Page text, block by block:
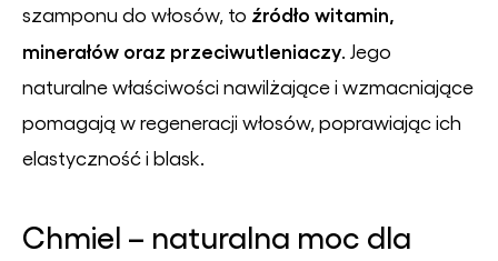
szamponu do włosów, to źródło witamin,
minerałów oraz przeciwutleniaczy . Jego
naturalne właściwości nawilżające i wzmacniające
pomagają w regeneracji włosów, poprawiając ich
elastyczność i blask.
Chmiel – naturalna moc dla